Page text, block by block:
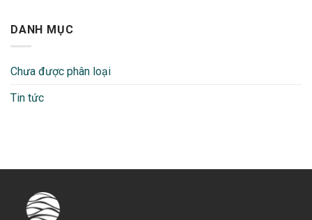
DANH MỤC
Chưa được phân loại
Tin tức